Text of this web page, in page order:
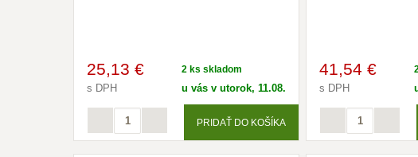
25,13 €
s DPH
2 ks skladom
u vás v utorok, 11.08.
PRIDAŤ DO KOŠÍKA
41,54 €
s DPH